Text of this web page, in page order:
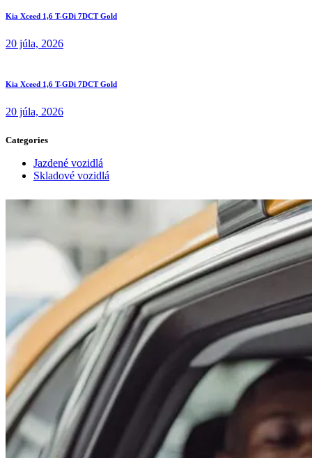
Kia Xceed 1,6 T-GDi 7DCT Gold
20 júla, 2026
Kia Xceed 1,6 T-GDi 7DCT Gold
20 júla, 2026
Categories
Jazdené vozidlá
Skladové vozidlá